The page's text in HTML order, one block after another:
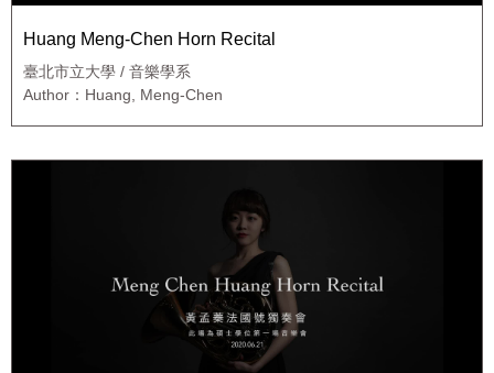
Huang Meng-Chen Horn Recital
臺北市立大學 / 音樂學系
Author：Huang, Meng-Chen